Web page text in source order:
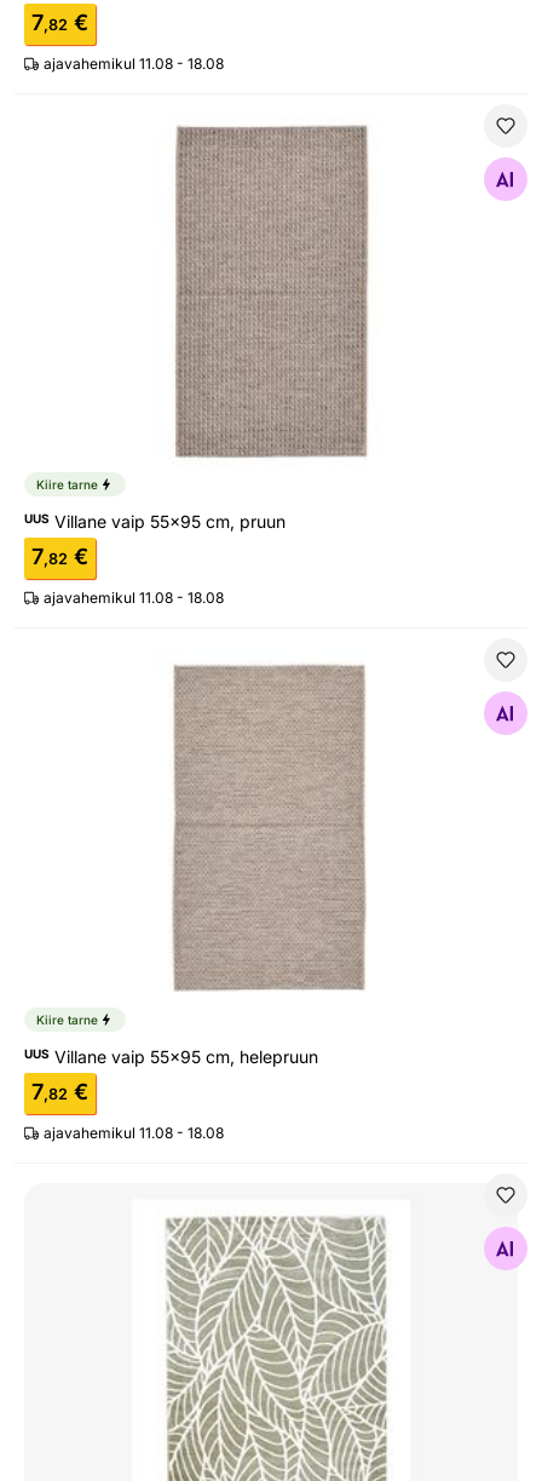
7,82 €
ajavahemikul 11.08 - 18.08
Villane vaip 55x95 cm, pruun
Kiire tarne
UUS Villane vaip 55x95 cm, pruun
7,82 €
ajavahemikul 11.08 - 18.08
Villane vaip 55x95 cm, helepruun
Kiire tarne
UUS Villane vaip 55x95 cm, helepruun
7,82 €
ajavahemikul 11.08 - 18.08
Vaip Elf 160x230 cm
Otsi sarnaseid